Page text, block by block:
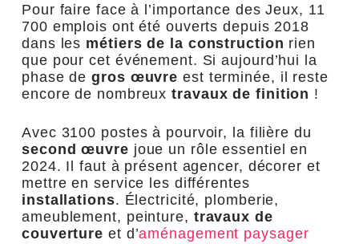
Pour faire face à l’importance des Jeux, 11
700 emplois ont été ouverts depuis 2018
dans les métiers de la construction rien
que pour cet événement. Si aujourd’hui la
phase degros œuvreest terminée, il reste
encore de nombreuxtravaux de finition !
Avec 3100 postes à pourvoir, la filière du
second œuvre joue un rôle essentiel en
2024. Il faut à présent agencer, décorer et
mettre en service les différentes
installations. Électricité, plomberie,
ameublement, peinture, travaux de
couverture et d’aménagement paysager